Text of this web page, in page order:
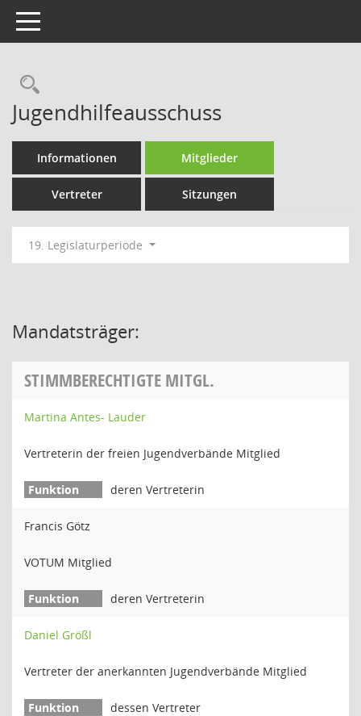
Toggle navigation
Rechercheauswahl
Jugendhilfeausschuss
Informationen Mitglieder
Vertreter Sitzungen
19. Legislaturperiode
Mandatsträger:
STIMMBERECHTIGTE MITGL.
Martina Antes- Lauder
Vertreterin der freien Jugendverbände Mitglied
deren Vertreterin
Francis Götz
VOTUM Mitglied
deren Vertreterin
Daniel Größl
Vertreter der anerkannten Jugendverbände Mitglied
dessen Vertreter